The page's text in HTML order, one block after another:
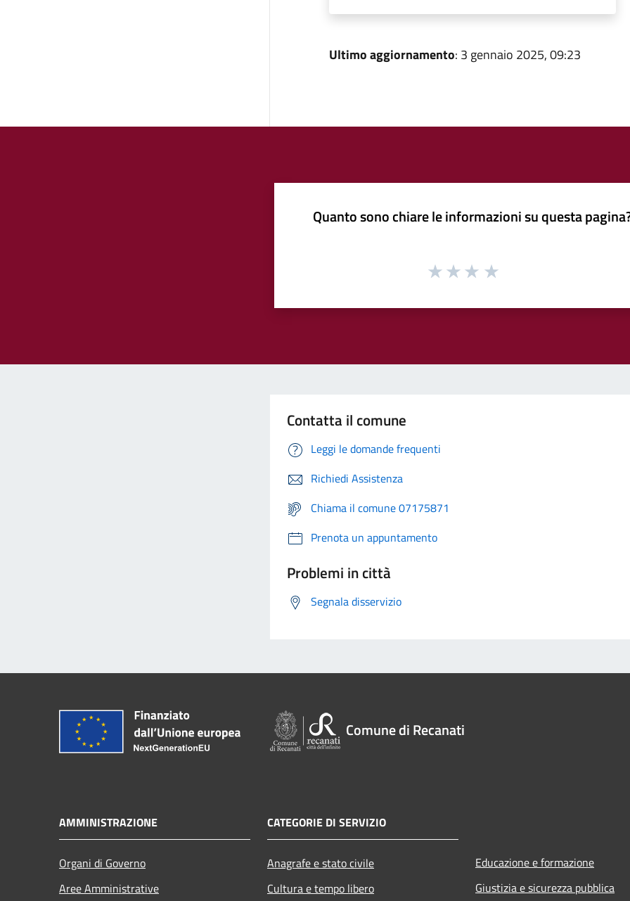
Ultimo aggiornamento: 3 gennaio 2025, 09:23
Quanto sono chiare le informazioni su questa
Contatta il comune
Leggi le domande frequenti
Richiedi Assistenza
Chiama il comune 07175871
Prenota un appuntamento
Problemi in città
Segnala disservizio
Comune di Recanati
AMMINISTRAZIONE
Organi di Governo
Aree Amministrative
CATEGORIE DI SERVIZIO
Anagrafe e stato civile
Cultura e tempo libero
Educazione e formazione
Giustizia e sicurezza pubblica